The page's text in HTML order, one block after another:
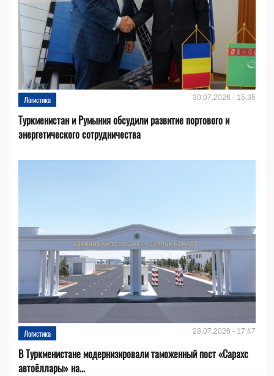
Логистика 30.07.2026 - 15:35
Туркменистан и Румыния обсудили развитие портового и
энергетического сотрудничества
Логистика 28.07.2026 - 17:47
В Туркменистане модернизировали таможенный пост «Сарахс
автоёллары» на...